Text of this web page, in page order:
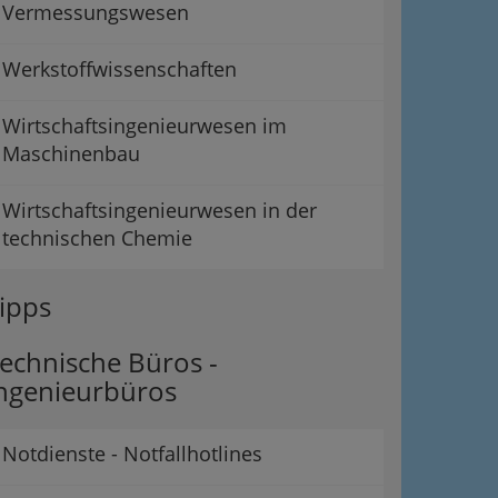
Vermessungswesen
Werkstoffwissenschaften
Wirtschaftsingenieurwesen im
Maschinenbau
Wirtschaftsingenieurwesen in der
technischen Chemie
Büros -
Notdienste - Notfallhotlines